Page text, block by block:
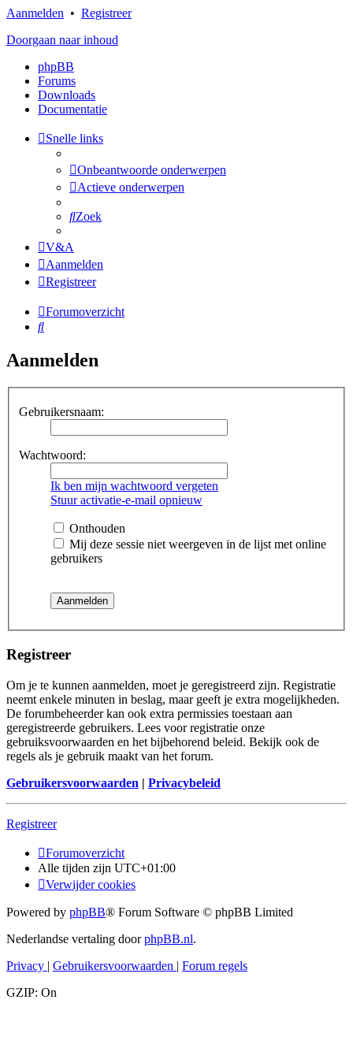
Aanmelden • Registreer
Doorgaan naar inhoud
phpBB
Forums
Downloads
Documentatie
Snelle links
Onbeantwoorde onderwerpen
Actieve onderwerpen
Zoek
V&A
Aanmelden
Registreer
Forumoverzicht
Zoek
Aanmelden
Gebruikersnaam:
Wachtwoord:
Ik ben mijn wachtwoord vergeten
Stuur activatie-e-mail opnieuw
Onthouden
Mij deze sessie niet weergeven in de lijst met online
gebruikers
Registreer
Om je te kunnen aanmelden, moet je geregistreerd zijn. Registratie
neemt enkele minuten in beslag, maar geeft je extra mogelijkheden.
De forumbeheerder kan ook extra permissies toestaan aan
geregistreerde gebruikers. Lees voor registratie onze
gebruiksvoorwaarden en het bijbehorend beleid. Bekijk ook de
regels als je gebruik maakt van het forum.
Gebruikersvoorwaarden | Privacybeleid
Registreer
Forumoverzicht
Alle tijden zijn UTC+01:00
Verwijder cookies
Powered by phpBB® Forum Software © phpBB Limited
Nederlandse vertaling doorphpBB.nl.
Privacy | Gebruikersvoorwaarden | Forum regels
GZIP: On